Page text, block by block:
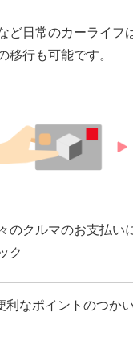
日常のカーライ
行も可能です。
のクルマのお支払い
ク
利なポイントのつか